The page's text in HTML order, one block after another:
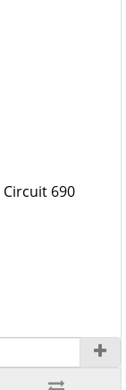
Circuit 690